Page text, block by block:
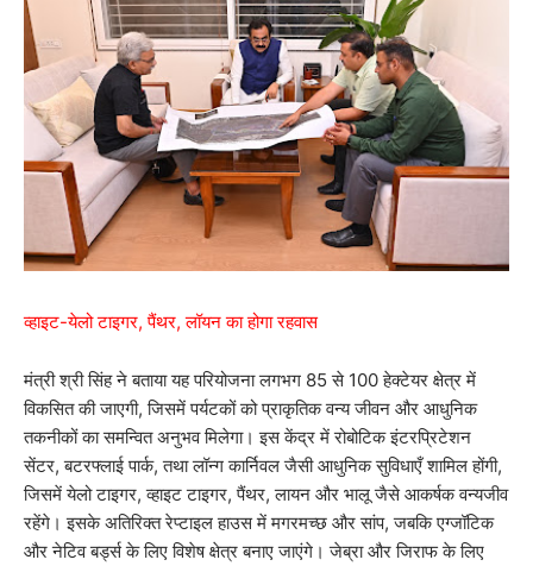
व्हाइट-येलो टाइगर, पैंथर, लॉयन का होगा रहवास
मंत्री श्री सिंह ने बताया यह परियोजना लगभग 85 से 100 हेक्टेयर क्षेत्र में
विकसित की जाएगी, जिसमें पर्यटकों को प्राकृतिक वन्य जीवन और आधुनिक
तकनीकों का समन्वित अनुभव मिलेगा। इस केंद्र में रोबोटिक इंटरप्रिटेशन
सेंटर, बटरफ्लाई पार्क, तथा लॉन्ग कार्निवल जैसी आधुनिक सुविधाएँ शामिल होंगी,
जिसमें येलो टाइगर, व्हाइट टाइगर, पैंथर, लायन और भालू जैसे आकर्षक वन्यजीव
रहेंगे। इसके अतिरिक्त रेप्टाइल हाउस में मगरमच्छ और सांप, जबकि एग्जॉटिक
और नेटिव बर्ड्स के लिए विशेष क्षेत्र बनाए जाएंगे। जेब्रा और जिराफ के लिए